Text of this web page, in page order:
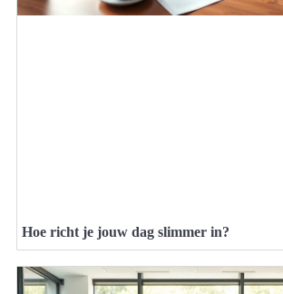
Hoe richt je jouw dag slimmer in?